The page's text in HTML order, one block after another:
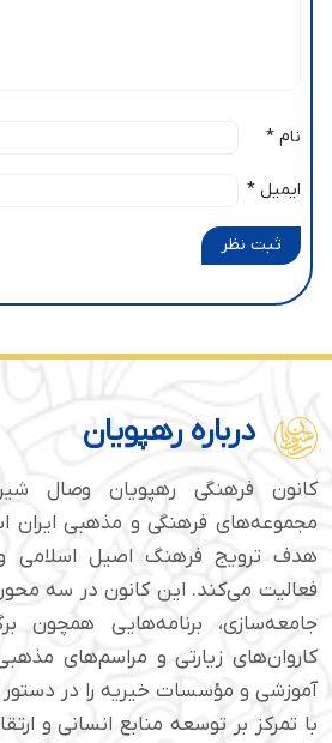
نام *
ایمیل *
ثبت نظر
درباره رهپویان
کانون فرهنگی رهپویان وصال
هدف ترویج فرهنگ اصیل اسلامی
فعالیت می‌کند. این کانون در سه
جامعه‌سازی، برنامه‌هایی همچون
کاروان‌های زیارتی و مراسم‌های مذهبی
آموزشی و مؤسسات خیریه را در دستور
با تمرکز بر توسعه منابع انسانی و